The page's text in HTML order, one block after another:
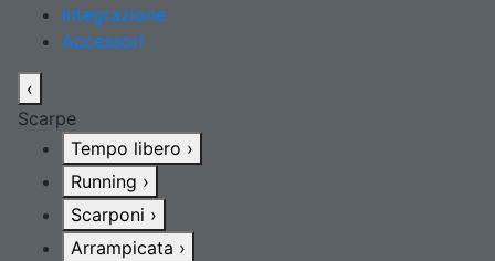
Integrazione
Accessori
‹
Scarpe
Tempo libero ›
Running ›
Scarponi ›
Arrampicata ›